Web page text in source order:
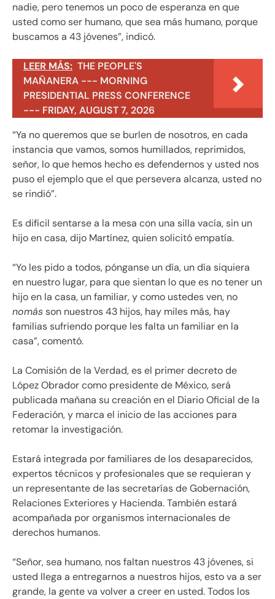
nadie, pero tenemos un poco de esperanza en que
usted como ser humano, que sea más humano, porque
buscamos a 43 jóvenes”, indicó.
LEER MÁS: THE PEOPLE'S
MAÑANERA --- MORNING
PRESIDENTIAL PRESS CONFERENCE
--- FRIDAY, AUGUST 7, 2026
“Ya no queremos que se burlen de nosotros, en cada
instancia que vamos, somos humillados, reprimidos,
señor, lo que hemos hecho es defendernos y usted nos
puso el ejemplo que el que persevera alcanza, usted no
se rindió”.
Es difícil sentarse a la mesa con una silla vacía, sin un
hijo en casa, dijo Martínez, quien solicitó empatía.
“Yo les pido a todos, pónganse un día, un día siquiera
en nuestro lugar, para que sientan lo que es no tener un
hijo en la casa, un familiar, y como ustedes ven, no
nomásson nuestros 43 hijos, hay miles más, hay
familias sufriendo porque les falta un familiar en la
casa”, comentó.
La Comisión de la Verdad, es el primer decreto de
López Obrador como presidente de México, será
publicada mañana su creación en el Diario Oficial de la
Federación, y marca el inicio de las acciones para
retomar la investigación.
Estará integrada por familiares de los desaparecidos,
expertos técnicos y profesionales que se requieran y
un representante de las secretarías de Gobernación,
Relaciones Exteriores y Hacienda. También estará
acompañada por organismos internacionales de
derechos humanos.
“Señor, sea humano, nos faltan nuestros 43 jóvenes, si
usted llega a entregarnos a nuestros hijos, esto va a ser
grande, la gente va volver a creer en usted. Todos los